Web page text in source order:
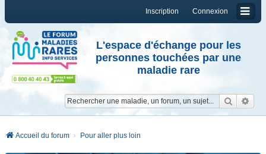
Connexion
Inscription
L'espace d'échange pour les
personnes touchées par une
maladie rare
Accueil du forum Pour aller plus loin